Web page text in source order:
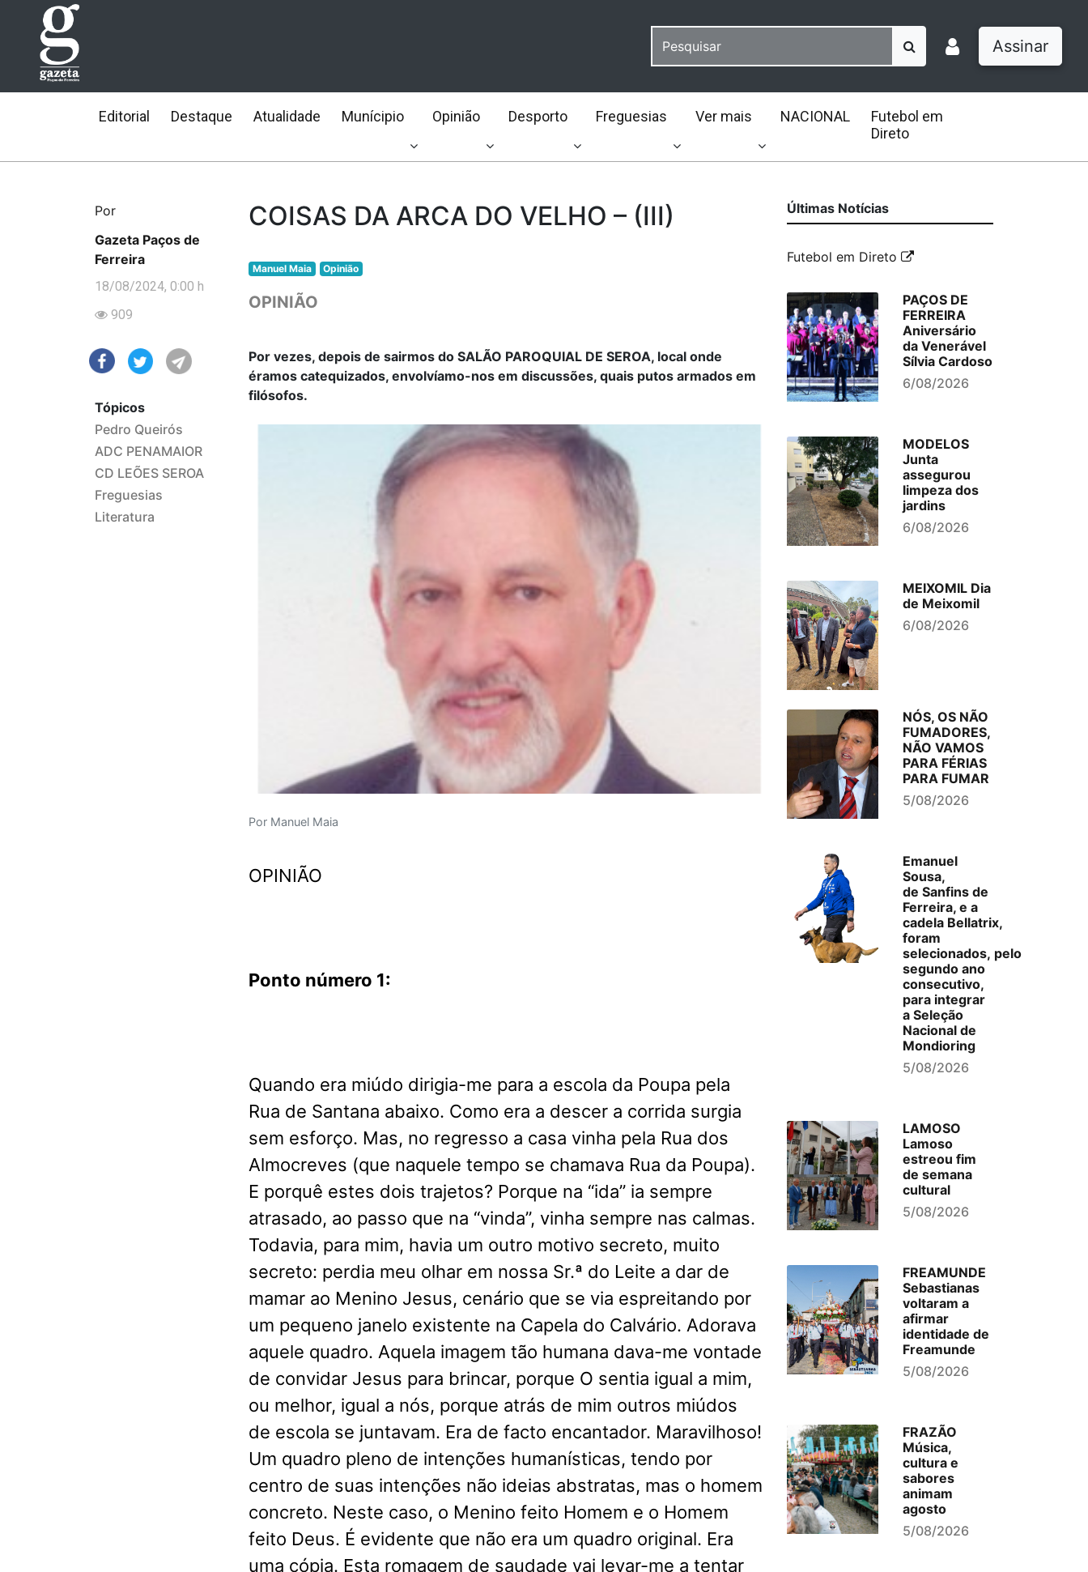
Assinar
Editorial Destaque Atualidade Munícipio Opinião Desporto Freguesias Ver mais NACIONAL
Futebol em
Direto
Por
Gazeta Paços de
Ferreira
18/08/2024, 0:00 h
909
Tópicos
Pedro Queirós
ADC PENAMAIOR
CD LEÕES SEROA
Freguesias
Literatura
COISAS DA ARCA DO VELHO – (III)
Manuel Maia Opinião
OPINIÃO
Por vezes, depois de sairmos do SALÃO PAROQUIAL DE SEROA, local onde
éramos catequizados, envolvíamo-nos em discussões, quais putos armados em
filósofos.
Por Manuel Maia
OPINIÃO
Ponto número 1:
Quando era miúdo dirigia-me para a escola da Poupa pela
Rua de Santana abaixo. Como era a descer a corrida surgia
sem esforço. Mas, no regresso a casa vinha pela Rua dos
Almocreves (que naquele tempo se chamava Rua da Poupa).
E porquê estes dois trajetos? Porque na “ida” ia sempre
atrasado, ao passo que na “vinda”, vinha sempre nas calmas.
Todavia, para mim, havia um outro motivo secreto, muito
secreto: perdia meu olhar em nossa Sr.ª do Leite a dar de
mamar ao Menino Jesus, cenário que se via espreitando por
um pequeno janelo existente na Capela do Calvário. Adorava
aquele quadro. Aquela imagem tão humana dava-me vontade
de convidar Jesus para brincar, porque O sentia igual a mim,
ou melhor, igual a nós, porque atrás de mim outros miúdos
de escola se juntavam. Era de facto encantador. Maravilhoso!
Um quadro pleno de intenções humanísticas, tendo por
centro de suas intenções não ideias abstratas, mas o homem
concreto. Neste caso, o Menino feito Homem e o Homem
feito Deus. É evidente que não era um quadro original. Era
uma cópia. Esta romagem de saudade vai levar-me a tentar
Últimas Notícias
Futebol em Direto
PAÇOS DE
FERREIRA
Aniversário
da Venerável
Sílvia Cardoso
6/08/2026
MODELOS
Junta
assegurou
limpeza dos
jardins
6/08/2026
MEIXOMIL Dia
de Meixomil
6/08/2026
NÓS, OS NÃO
FUMADORES,
NÃO VAMOS
PARA FÉRIAS
PARA FUMAR
5/08/2026
Emanuel
Sousa,
de Sanfins de
Ferreira, e a
cadela Bellatrix,
foram
selecionados, pelo
segundo ano
consecutivo,
para integrar
a Seleção
Nacional de
Mondioring
5/08/2026
LAMOSO
Lamoso
estreou fim
de semana
cultural
5/08/2026
FREAMUNDE
Sebastianas
voltaram a
afirmar
identidade de
Freamunde
5/08/2026
FRAZÃO
Música,
cultura e
sabores
animam
agosto
5/08/2026